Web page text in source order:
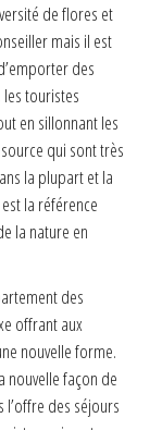
de flores et
mais il est
des
touristes
en sillonnant les
qui sont très
la plupart et la
la référence
la nature en
des
offrant aux
nouvelle forme.
nouvelle façon de
l’offre des séjours